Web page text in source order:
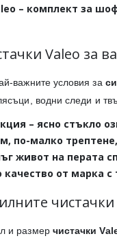
– комплект за
Valeo за
важните условия за
водни следи и
– ясно стъкло
по-малко
живот на перата
качество от марка
чистачки
и размер чистачки